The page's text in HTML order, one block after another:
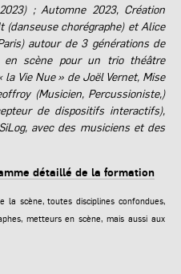
; Automne 2023, Création
(danseuse chorégraphe) et Alice
autour de 3 générations de
en scène pour un trio théâtre
Vie Nue » de Joël Vernet, Mise
(Musicien, Percussioniste,)
de dispositifs interactifs),
avec des musiciens et des
détaillé de la formation
la scène, toutes disciplines confondues,
metteurs en scène, mais aussi aux